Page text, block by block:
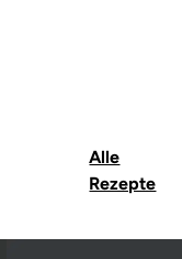
Alle
Rezepte